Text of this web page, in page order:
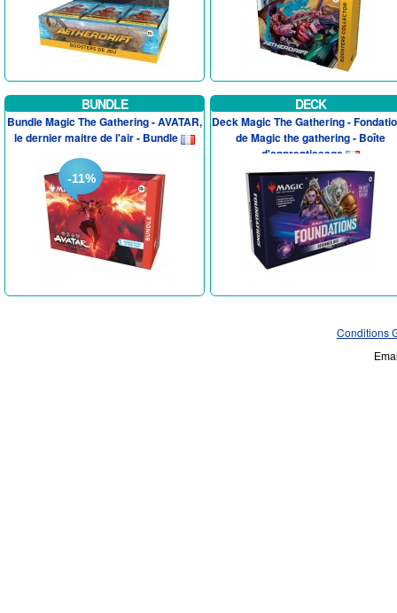
BUNDLE
Bundle Magic The Gathering - AVATAR,
le dernier maitre de l'air - Bundle
-11%
DECK
Deck Magic The Gathering -
de Magic the gathering - Boîte
d'apprentissage
Conditions